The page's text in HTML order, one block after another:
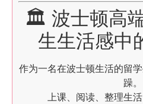
🏛 波士顿高
生生活感中
作为一名在波士顿生活的留
躁。
上课、阅读、整理生